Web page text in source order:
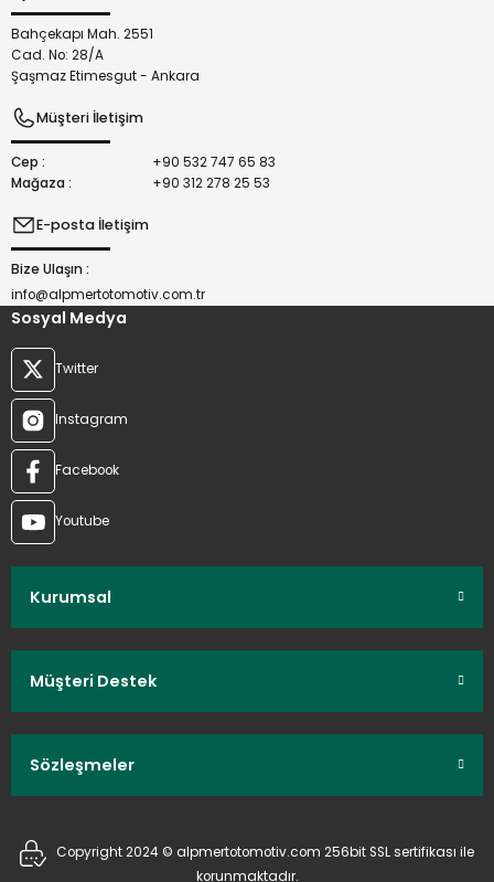
Bahçekapı Mah. 2551
Cad. No: 28/A
Şaşmaz Etimesgut - Ankara
Müşteri İletişim
Cep :
+90 532 747 65 83
Mağaza :
+90 312 278 25 53
E-posta İletişim
Bize Ulaşın :
info@alpmertotomotiv.com.tr
Sosyal Medya
Twitter
Instagram
Facebook
Youtube
Kurumsal
Müşteri Destek
Sözleşmeler
Copyright 2024 © alpmertotomotiv.com 256bit SSL sertifikası ile
korunmaktadır.